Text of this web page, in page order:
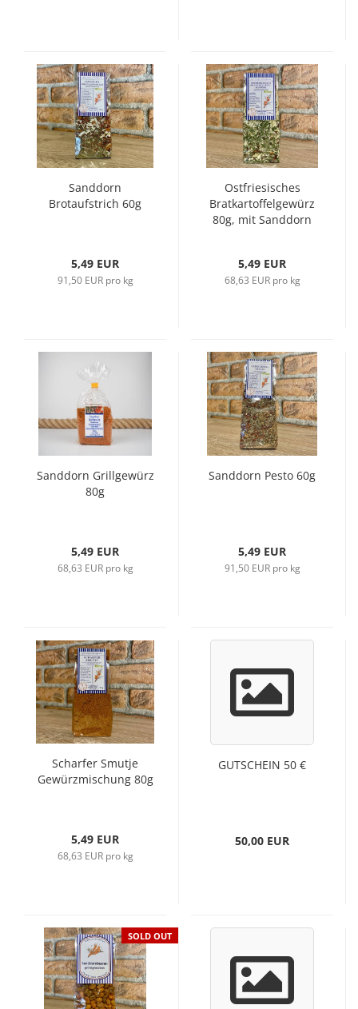
Sanddorn
Brotaufstrich 60g
5,49 EUR
91,50 EUR pro kg
Ostfriesisches
Bratkartoffelgewürz
80g, mit Sanddorn
5,49 EUR
68,63 EUR pro kg
Sanddorn Grillgewürz
80g
5,49 EUR
68,63 EUR pro kg
Sanddorn Pesto 60g
5,49 EUR
91,50 EUR pro kg
Scharfer Smutje
Gewürzmischung 80g
5,49 EUR
68,63 EUR pro kg
GUTSCHEIN 50 €
50,00 EUR
SOLD OUT